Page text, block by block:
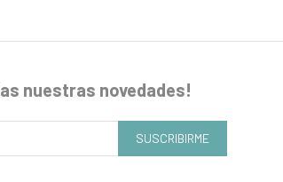
nuestras novedades!
SUSCRIBIRME